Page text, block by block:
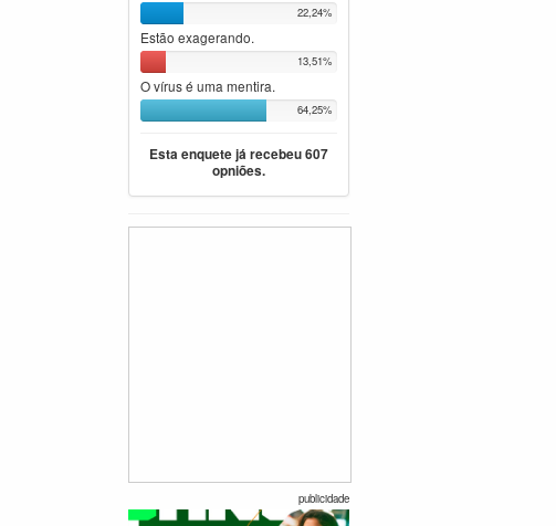
22,24%
Estão exagerando.
13,51%
O vírus é uma mentira.
64,25%
Esta enquete já recebeu 607
opniões.
publicidade